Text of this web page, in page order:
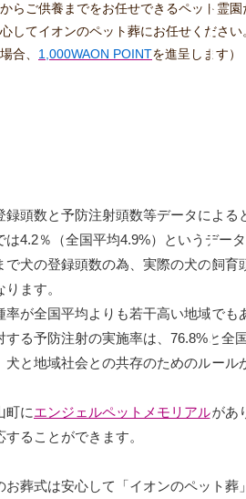
らご供養までをお任せできるペット霊
してイオンのペット葬にお任せください
合、 1,000WAON POINTを進呈します）
頭数と予防注射頭数等データによ
4.2％（全国平均4.9%）というデー
犬の登録頭数の為、実際の犬の飼育
ます。
が全国平均よりも若干高い地域で
る予防注射の実施率は、76.8%と全
と地域社会との共存のためのルール
町にエンジェルペットメモリアルがあ
ることができます。
葬式は安心して「イオンのペット葬